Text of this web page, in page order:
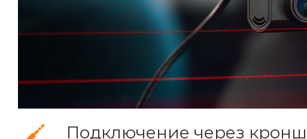
Подключение через